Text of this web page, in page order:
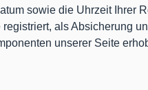
sowie die Uhrzeit Ihrer
als Absicherung
unserer Seite